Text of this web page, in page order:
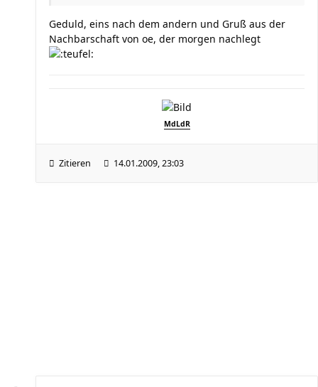
Geduld, eins nach dem andern und Gruß aus der
Nachbarschaft von oe, der morgen nachlegt
MdLdR
Zitieren 14.01.2009, 23:03